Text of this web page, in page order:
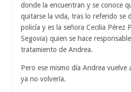
donde la encuentran y se conoce
quitarse la vida, tras lo referido se
policía y es la señora Cecilia Pérez
Segovia) quien se hace
tratamiento de Andrea.
Pero ese mismo día Andrea vuelve
ya no volvería.